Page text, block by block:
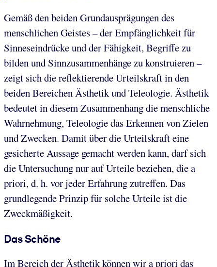
Gemäß den beiden Grundausprägungen des
menschlichen Geistes – der Empfänglichkeit für
Sinneseindrücke und der Fähigkeit, Begriffe zu
bilden und Sinnzusammenhänge zu konstruieren –
zeigt sich die reflektierende Urteilskraft in den
beiden Bereichen Ästhetik und Teleologie. Ästhetik
bedeutet in diesem Zusammenhang die menschliche
Wahrnehmung, Teleologie das Erkennen von Zielen
und Zwecken. Damit über die Urteilskraft eine
gesicherte Aussage gemacht werden kann, darf sich
die Untersuchung nur auf Urteile beziehen, die a
priori, d. h. vor jeder Erfahrung zutreffen. Das
grundlegende Prinzip für solche Urteile ist die
Zweckmäßigkeit.
Das Schöne
Im Bereich der Ästhetik können wir a priori das